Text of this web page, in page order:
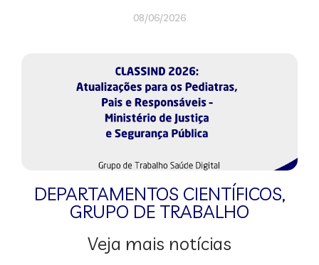
08/06/2026
DEPARTAMENTOS CIENTÍFICOS,
GRUPO DE TRABALHO
Veja mais notícias